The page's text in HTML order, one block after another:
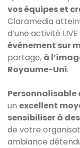
vos équipes et
Claramedia
d’une activité
événement sur
partage, à
Royaume-Uni.
Personnalisable
un excellent
sensibiliser à
de votre
ambiance